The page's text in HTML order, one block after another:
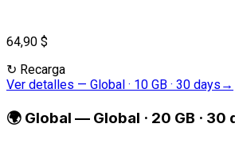
64,90 $
↻ Recarga
Ver detalles — Global · 10 GB · 30 days →
🌍 Global — Global · 20 GB · 30